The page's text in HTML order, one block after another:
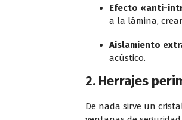
Efecto «anti-
a la lámina,
Aislamiento
acústico.
2. Herrajes
De nada sirve un